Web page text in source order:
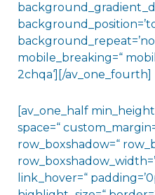
mobile_breaking=“
2chqa‘][/av_one_fourth]
[av_one_half
space=“
row_boxshadow=“
link_hover=“